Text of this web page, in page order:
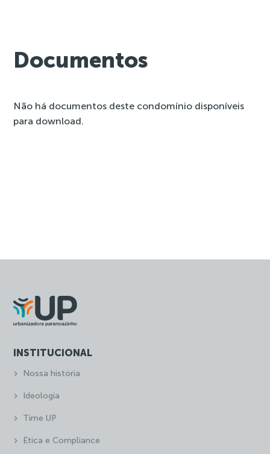
Documentos
Não há documentos deste condomínio disponíveis
para download.
INSTITUCIONAL
Nossa história
Ideologia
Time UP
Ética e Compliance